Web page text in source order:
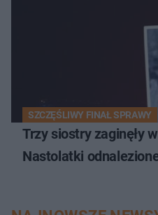
SZCZĘŚLIWY FINAŁ SPRAWY
Trzy siostry zaginęły
Nastolatki